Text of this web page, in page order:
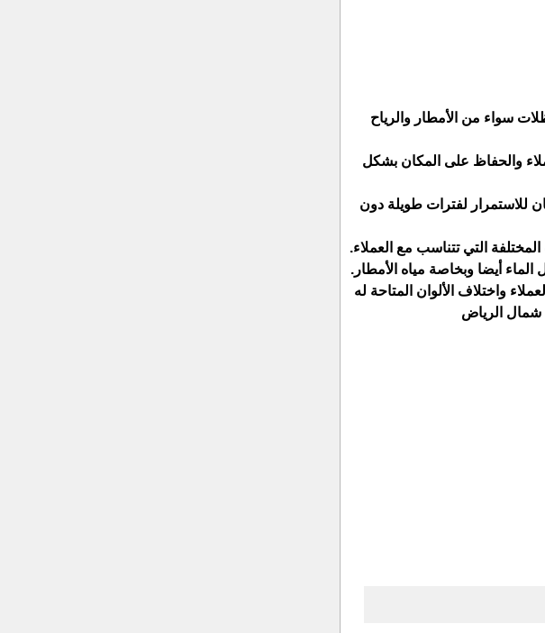
سواء من الأمطار والرياح
والحفاظ على المكان بشكل
للاستمرار لفترات طويلة دون
التي تتناسب مع العملاء.
أيضا وبخاصة مياه الأمطار.
واختلاف الألوان المتاحة له
شمال الرياض